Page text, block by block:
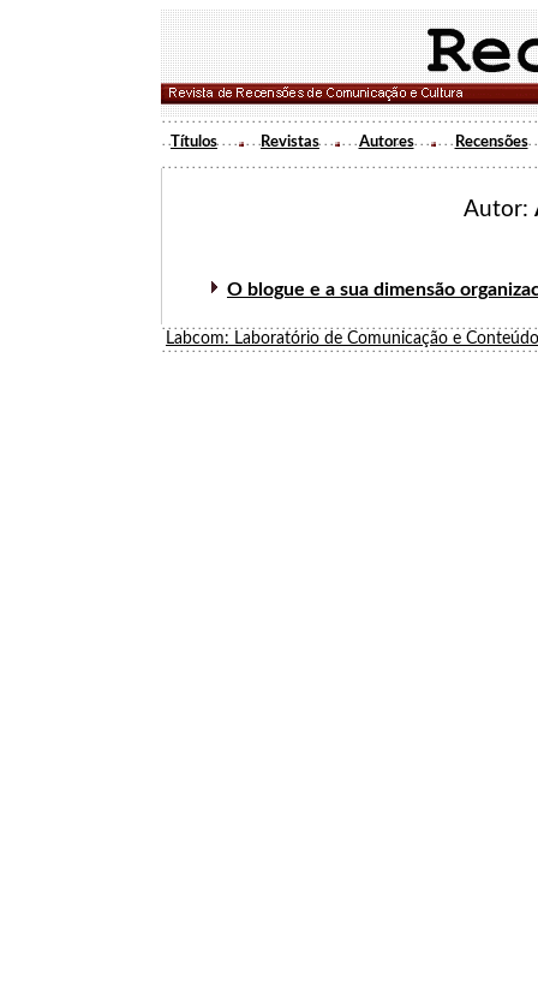
Títulos Revistas Autores Recensões
Autor:
O blogue e a sua dimensão
Labcom: Laboratório de Comunicação e